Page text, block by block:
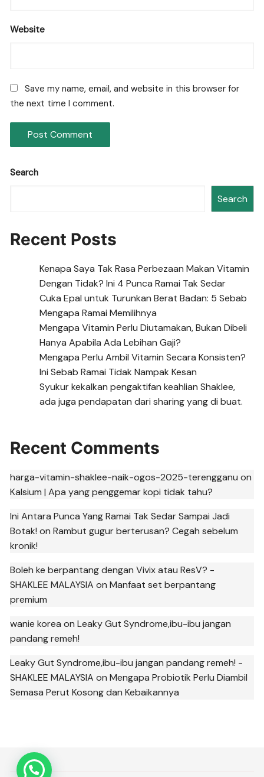
Website
Save my name, email, and website in this browser for
the next time I comment.
Search
Search
Recent Posts
Kenapa Saya Tak Rasa Perbezaan Makan Vitamin
Dengan Tidak? Ini 4 Punca Ramai Tak Sedar
Cuka Epal untuk Turunkan Berat Badan: 5 Sebab
Mengapa Ramai Memilihnya
Mengapa Vitamin Perlu Diutamakan, Bukan Dibeli
Hanya Apabila Ada Lebihan Gaji?
Mengapa Perlu Ambil Vitamin Secara Konsisten?
Ini Sebab Ramai Tidak Nampak Kesan
Syukur kekalkan pengaktifan keahlian Shaklee,
ada juga pendapatan dari sharing yang di buat.
Recent Comments
harga-vitamin-shaklee-naik-ogos-2025-terengganu on
Kalsium | Apa yang penggemar kopi tidak tahu?
Ini Antara Punca Yang Ramai Tak Sedar Sampai Jadi
Botak! onRambut gugur berterusan? Cegah sebelum
kronik!
Boleh ke berpantang dengan Vivix atau ResV? -
SHAKLEE MALAYSIA onManfaat set berpantang
premium
wanie korea onLeaky Gut Syndrome,ibu-ibu jangan
pandang remeh!
Leaky Gut Syndrome,ibu-ibu jangan pandang remeh! -
SHAKLEE MALAYSIA onMengapa Probiotik Perlu Diambil
Semasa Perut Kosong dan Kebaikannya